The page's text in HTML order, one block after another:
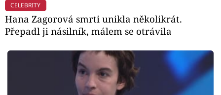
CELEBRITY
Hana Zagorová smrti unikla několikrát.
Přepadl ji násilník, málem se otrávila